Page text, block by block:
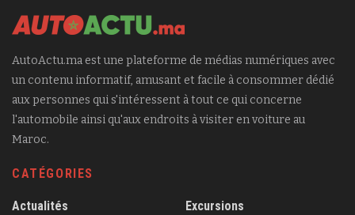
AutoActu.ma est une plateforme de médias numériques avec
un contenu informatif, amusant et facile à consommer dédié
aux personnes qui s'intéressent à tout ce qui concerne
l'automobile ainsi qu'aux endroits à visiter en voiture au
Maroc.
CATÉGORIES
Actualités
Excursions